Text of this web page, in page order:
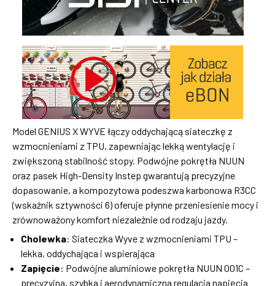
Model GENIUS X WYVE łączy oddychającą siateczkę z
wzmocnieniami z TPU, zapewniając lekką wentylację i
zwiększoną stabilność stopy. Podwójne pokrętła NUUN
oraz pasek High-Density Instep gwarantują precyzyjne
dopasowanie, a kompozytowa podeszwa karbonowa R3CC
(wskaźnik sztywności 6) oferuje płynne przeniesienie mocy i
zrównoważony komfort niezależnie od rodzaju jazdy.
Cholewka: Siateczka Wyve z wzmocnieniami TPU –
lekka, oddychająca i wspierająca
Zapięcie: Podwójne aluminiowe pokrętła NUUN 001C –
precyzyjna, szybka i aerodynamiczna regulacja napięcia